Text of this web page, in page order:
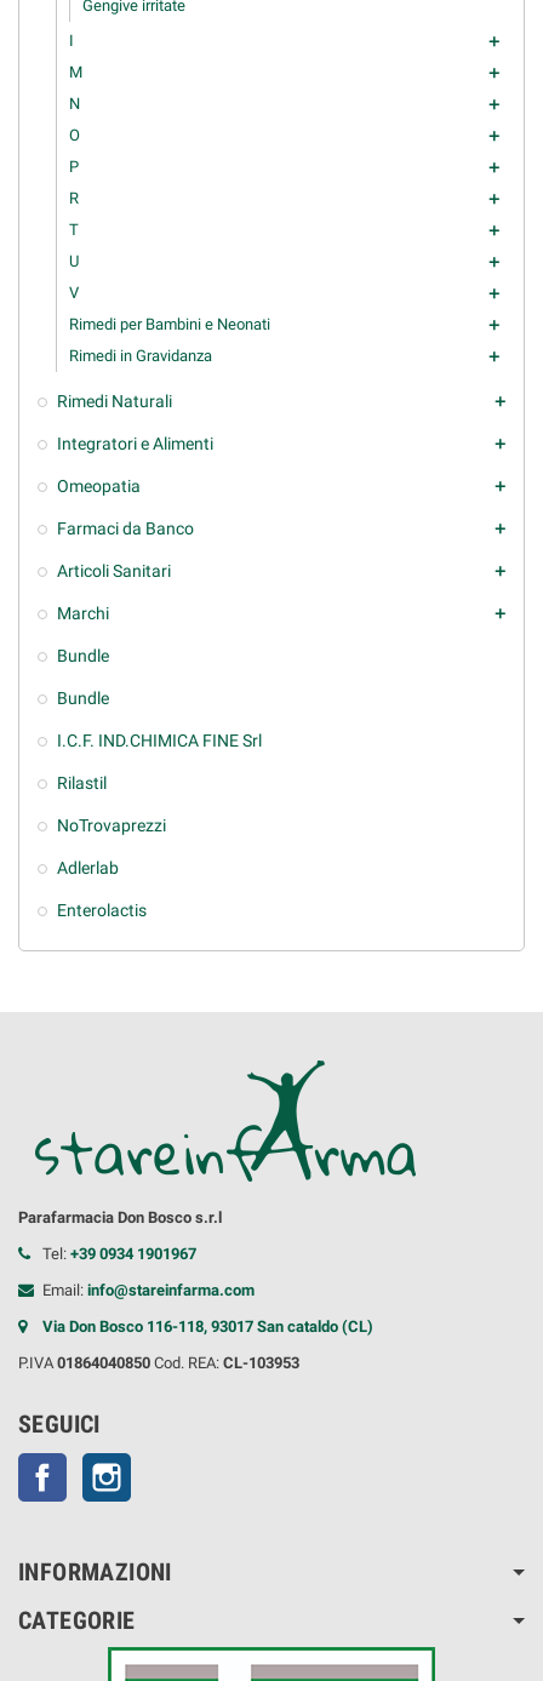
Gengive irritate
I
add
M add
N add
O add
P add
R add
T add
U add
V add
Rimedi per Bambini e Neonati add
Rimedi in Gravidanza add
Rimedi Naturali add
Integratori e Alimenti add
Omeopatia add
Farmaci da Banco add
Articoli Sanitari add
Marchi add
Bundle
Bundle
I.C.F. IND.CHIMICA FINE Srl
Rilastil
NoTrovaprezzi
Adlerlab
Enterolactis
Parafarmacia Don Bosco s.r.l
Tel: +39 0934 1901967
Email: info@stareinfarma.com
Via Don Bosco 116-118, 93017 San cataldo (CL)
P.IVA 01864040850 Cod. REA: CL-103953
SEGUICI
Facebook
INFORMAZIONI
CATEGORIE